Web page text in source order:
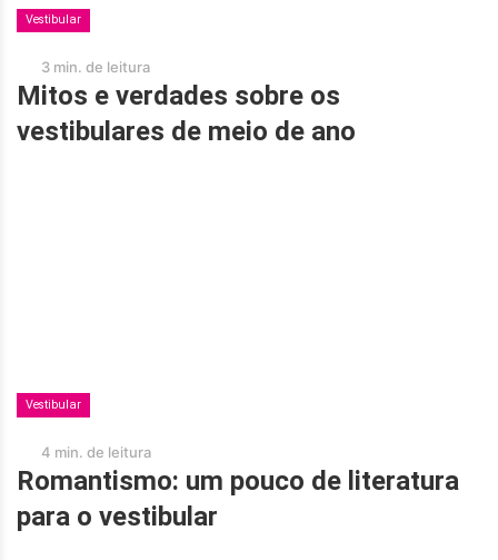
Vestibular
3 min. de leitura
Mitos e verdades sobre os
vestibulares de meio de ano
Vestibular
4 min. de leitura
Romantismo: um pouco de literatura
para o vestibular